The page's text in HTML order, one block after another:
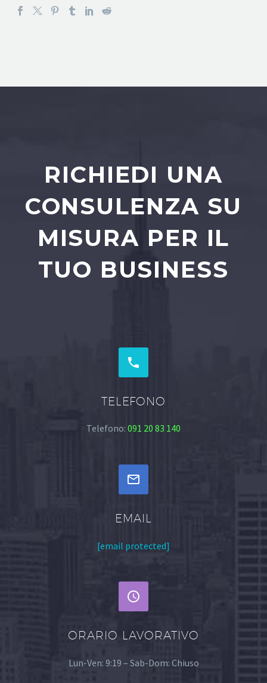
RICHIEDI UNA
CONSULENZA SU
MISURA PER IL
TUO BUSINESS


TELEFONO
Telefono: 091 20 83 140


EMAIL
[email protected]


ORARIO LAVORATIVO
Lun-Ven: 9:19 – Sab-Dom: Chiuso